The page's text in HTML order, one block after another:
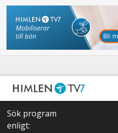
Sök program
enligt: